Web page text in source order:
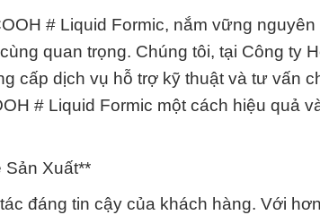
# Liquid Formic, nắm vững nguyên
quan trọng. Chúng tôi, tại Công ty
cấp dịch vụ hỗ trợ kỹ thuật và tư vấn
# Liquid Formic một cách hiệu quả
Xuất**
đáng tin cậy của khách hàng. Với